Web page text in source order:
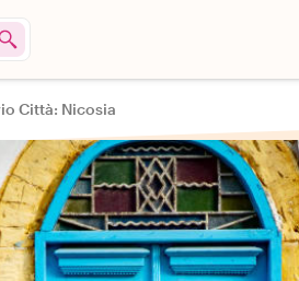
Città: Nicosia